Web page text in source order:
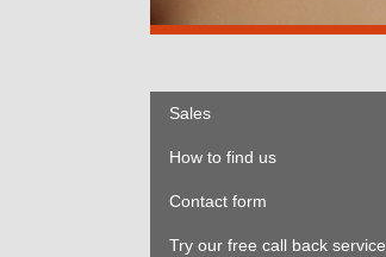
Sales
How to find us
Contact form
Try our free call back service